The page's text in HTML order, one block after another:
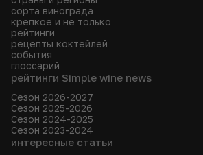
сорта винограда
крепкое и не только
рейтинги
рецепты коктейлей
события
глоссарий
рейтинги Simple wine news
Сезон 2026-2027
Сезон 2025-2026
Сезон 2024-2025
Сезон 2023-2024
интересные статьи